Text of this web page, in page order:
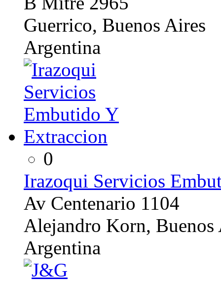
Guerrico, Buenos Aires
Argentina
0
Irazoqui Servicios
Av Centenario 1104
Alejandro Korn, Buenos
Argentina